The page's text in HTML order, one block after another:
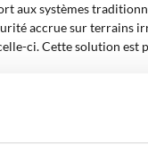
aux systèmes
accrue sur terrains
ci. Cette solution
la manière d’un petit
les temps de
professionnels et
pentus ou vallonnés.